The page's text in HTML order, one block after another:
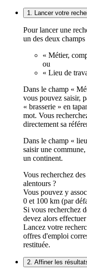
1. Lancer votre
Pour lancer une
un des deux champs
« Métier,
ou
« Lieu de
Dans le champ «
vous pouvez saisir,
« brasserie » en
mot. Vous
directement sa
Dans le champ «
saisir une
un continent.
Vous recherchez
alentours ?
Vous pouvez y
0 et 100 km (par
Si vous recherchez
devez alors
Lancez votre
offres d'emploi
restituée.
2. Affiner les